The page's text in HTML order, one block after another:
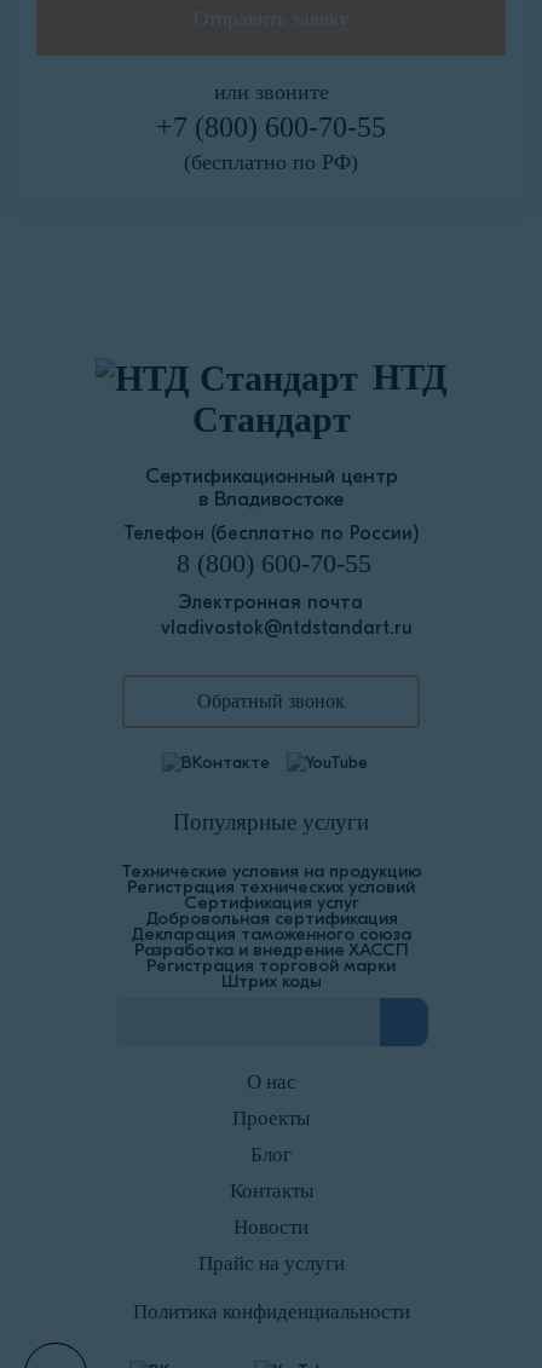
или звоните
+7 (800) 600-70-55
(бесплатно по РФ)
НТД
Стандарт
Сертификационный центр
в Владивостоке
Телефон (бесплатно по России)
8 (800) 600-70-55
Электронная почта
vladivostok@ntdstandart.ru
Обратный звонок
Популярные услуги
Технические условия на продукцию
Регистрация технических условий
Сертификация услуг
Добровольная сертификация
Декларация таможенного союза
Разработка и внедрение ХАССП
Регистрация торговой марки
Штрих коды
О нас
Проекты
Блог
Контакты
Новости
Прайс на услуги
Политика конфиденциальности